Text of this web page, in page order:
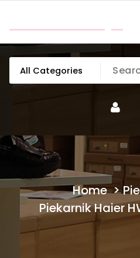
content
Home>
Piekarnik Haier